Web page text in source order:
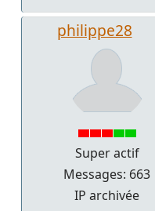
philippe28
Super actif
Messages: 663
IP archivée